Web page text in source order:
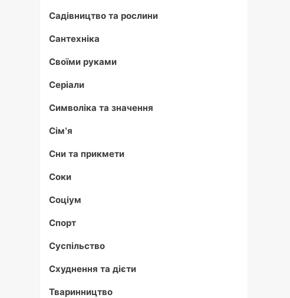
Садівництво та рослини
Сантехніка
Своїми руками
Серіали
Символіка та значення
Сім'я
Сни та прикмети
Соки
Соціум
Спорт
Суспільство
Схуднення та дієти
Тваринництво